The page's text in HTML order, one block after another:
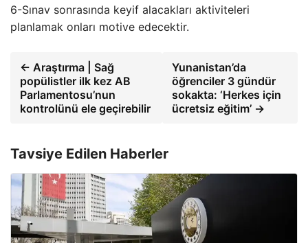
6-Sınav sonrasında keyif alacakları aktiviteleri
planlamak onları motive edecektir.
← Araştırma | Sağ
popülistler ilk kez AB
Parlamentosu’nun
kontrolünü ele geçirebilir
Yunanistan’da
öğrenciler 3 gündür
sokakta: ‘Herkes için
ücretsiz eğitim’ →
Tavsiye Edilen Haberler